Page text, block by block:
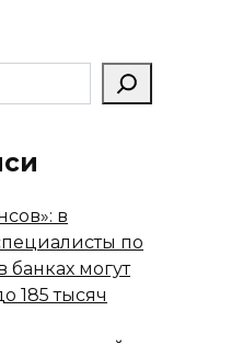
в
по
банках могут
185 тысяч